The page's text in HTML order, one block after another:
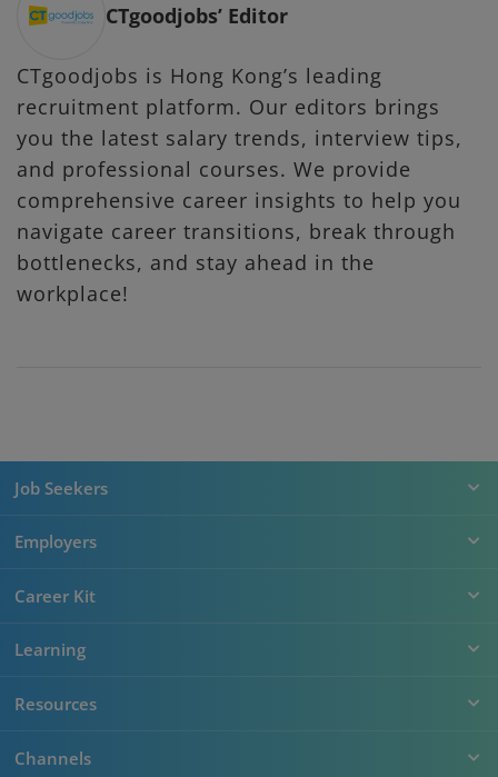
CTgoodjobs’ Editor
CTgoodjobs is Hong Kong’s leading
recruitment platform. Our editors brings
you the latest salary trends, interview tips,
and professional courses. We provide
comprehensive career insights to help you
navigate career transitions, break through
bottlenecks, and stay ahead in the
workplace!
Job Seekers
Employers
Career Kit
Learning
Resources
Channels